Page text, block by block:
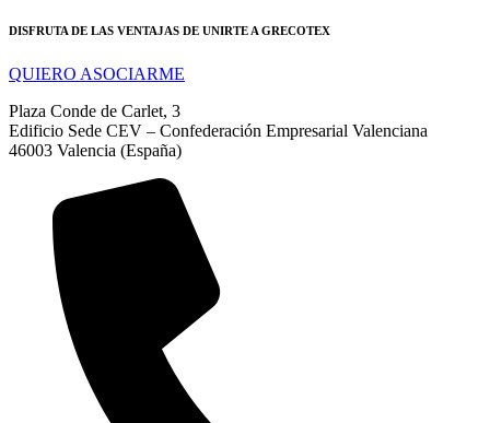
DISFRUTA DE LAS VENTAJAS DE UNIRTE A GRECOTEX
QUIERO ASOCIARME
Plaza Conde de Carlet, 3
Edificio Sede CEV – Confederación Empresarial Valenciana
46003 Valencia (España)